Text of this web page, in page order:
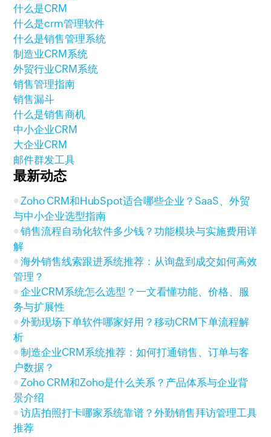
什么是CRM
什么是crm管理软件
什么是销售管理系统
制造业CRM系统
外贸行业CRM系统
销售管理指南
销售漏斗
什么是销售商机
中小企业CRM
大企业CRM
邮件群发工具
最新动态
Zoho CRM和HubSpot适合哪些企业？SaaS、外贸
与中小企业选型指南
销售流程自动化软件多少钱？功能模块与实施费用详
解
海外销售线索跟进系统推荐：从询盘到成交如何高效
管理？
企业CRM系统怎么选型？一文看懂功能、价格、服
务与扩展性
外勤现场下单软件哪家好用？移动CRM下单流程解
析
制造企业CRM系统推荐：如何打通销售、订单与客
户数据？
Zoho CRM和Zoho是什么关系？产品体系与企业背
景介绍
访店拍照打卡哪家系统靠谱？外勤销售拜访管理工具
推荐